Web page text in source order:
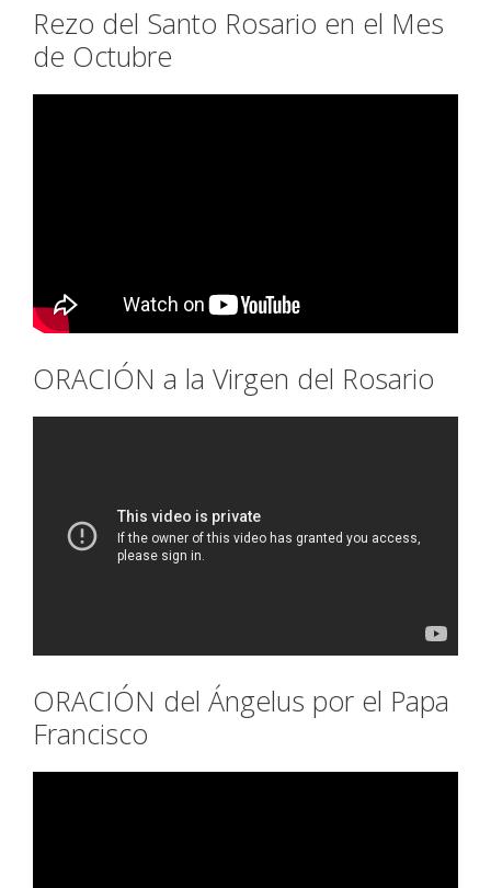
Rezo del Santo Rosario en el Mes
de Octubre
ORACIÓN a la Virgen del Rosario
ORACIÓN del Ángelus por el Papa
Francisco